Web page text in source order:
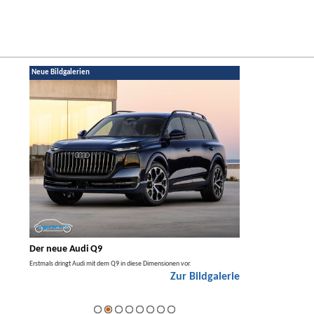
Neue Bildgalerien
Der neue Audi Q9
Erstmals dringt Audi mit dem Q9 in diese Dimensionen vor.
Zur Bildgalerie